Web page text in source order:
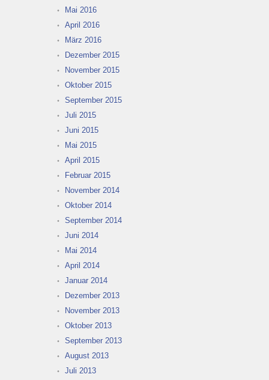
Mai 2016
April 2016
März 2016
Dezember 2015
November 2015
Oktober 2015
September 2015
Juli 2015
Juni 2015
Mai 2015
April 2015
Februar 2015
November 2014
Oktober 2014
September 2014
Juni 2014
Mai 2014
April 2014
Januar 2014
Dezember 2013
November 2013
Oktober 2013
September 2013
August 2013
Juli 2013